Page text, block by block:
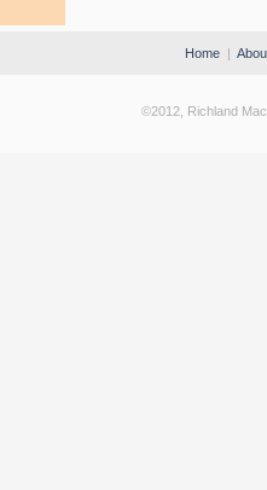
Home |
©2012, Richland